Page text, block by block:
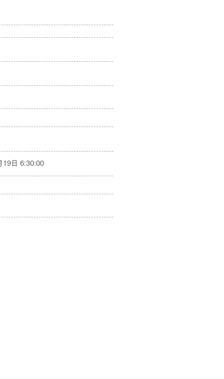
19日 6:30:00